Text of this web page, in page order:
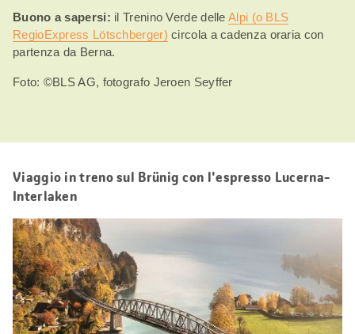
Buono a sapersi: il Trenino Verde delleAlpi (o BLS
RegioExpress Lötschberger) circola a cadenza oraria con
partenza da Berna.
Foto: ©BLS AG, fotografo Jeroen Seyffer
Viaggio in treno sul Brünig con l'espresso Lucerna-
Interlaken